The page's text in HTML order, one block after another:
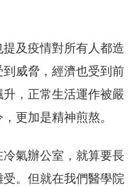
及疫情對所有人都造
威脅，經濟也受到前
，正常生活運作被嚴
更加是精神煎熬。
氣辦公室，就算要長
。但就在我們醫學院